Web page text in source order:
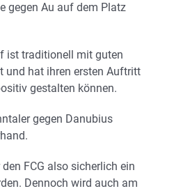
gegen Au auf dem Platz
ist traditionell mit guten
und hat ihren ersten Auftritt
gestalten können.
gegen Danubius
FCG also sicherlich ein
Dennoch wird auch am